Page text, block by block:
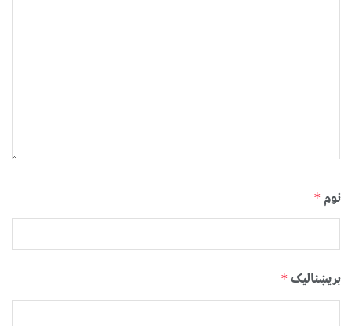
نوم *
بریښنالیک *